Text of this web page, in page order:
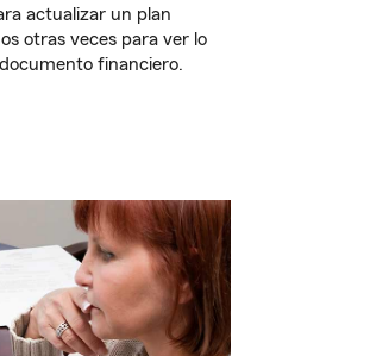
actualizar un plan
otras veces para ver lo
financiero.